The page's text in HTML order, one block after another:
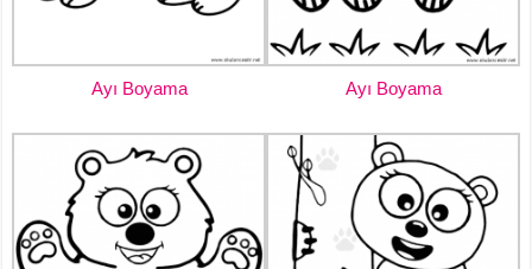
Ayı Boyama Ayı Boyama